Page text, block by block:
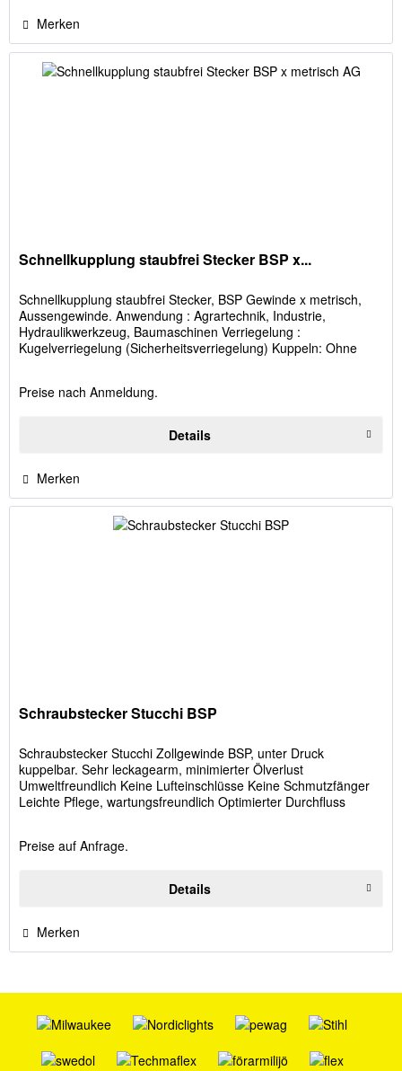
Merken
Schnellkupplung staubfrei Stecker BSP x...
Schnellkupplung staubfrei Stecker, BSP Gewinde x metrisch,
Aussengewinde. Anwendung : Agrartechnik, Industrie,
Hydraulikwerkzeug, Baumaschinen Verriegelung :
Kugelverriegelung (Sicherheitsverriegelung) Kuppeln: Ohne
Preise nach Anmeldung.
Details
Merken
Schraubstecker Stucchi BSP
Schraubstecker Stucchi Zollgewinde BSP, unter Druck
kuppelbar. Sehr leckagearm, minimierter Ölverlust
Umweltfreundlich Keine Lufteinschlüsse Keine Schmutzfänger
Leichte Pflege, wartungsfreundlich Optimierter Durchfluss
Preise auf Anfrage.
Details
Merken